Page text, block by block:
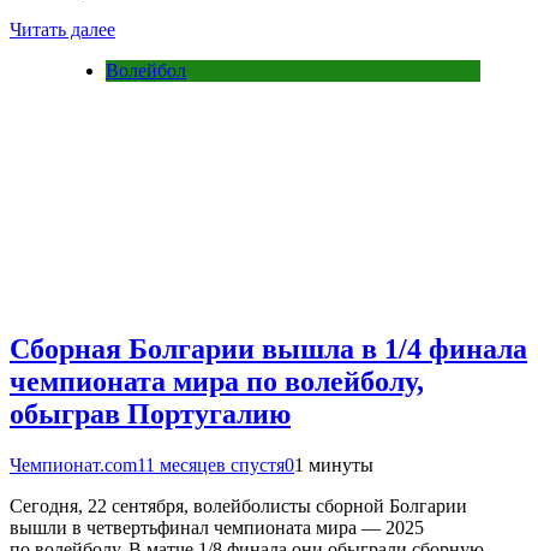
Читать далее
Волейбол
Сборная Болгарии вышла в 1/4 финала
чемпионата мира по волейболу,
обыграв Португалию
Чемпионат.com11 месяцев спустя01 минуты
Сегодня, 22 сентября, волейболисты сборной Болгарии
вышли в четвертьфинал чемпионата мира — 2025